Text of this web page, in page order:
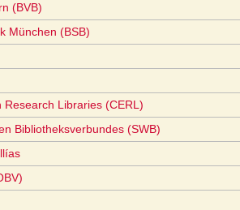
(BVB)
München (BSB)
Libraries (CERL)
Bibliotheksverbundes (SWB)